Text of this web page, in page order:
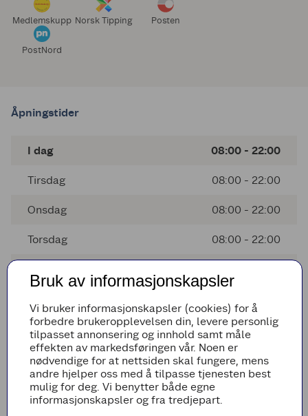
Medlemskupp Norsk Tipping Posten
PostNord
Åpningstider
I dag 08:00 - 22:00
Tirsdag 08:00 - 22:00
Onsdag 08:00 - 22:00
Torsdag 08:00 - 22:00
Søndag Stengt
Mandag 08:00 - 22:00
Avvikende åpningstider
Bruk av informasjonskapsler
Vi bruker informasjonskapsler (cookies) for å
forbedre brukeropplevelsen din, levere personlig
tilpasset annonsering og innhold samt måle
effekten av markedsføringen vår. Noen er
nødvendige for at nettsiden skal fungere, mens
andre hjelper oss med å tilpasse tjenesten best
mulig for deg. Vi benytter både egne
informasjonskapsler og fra tredjepart.